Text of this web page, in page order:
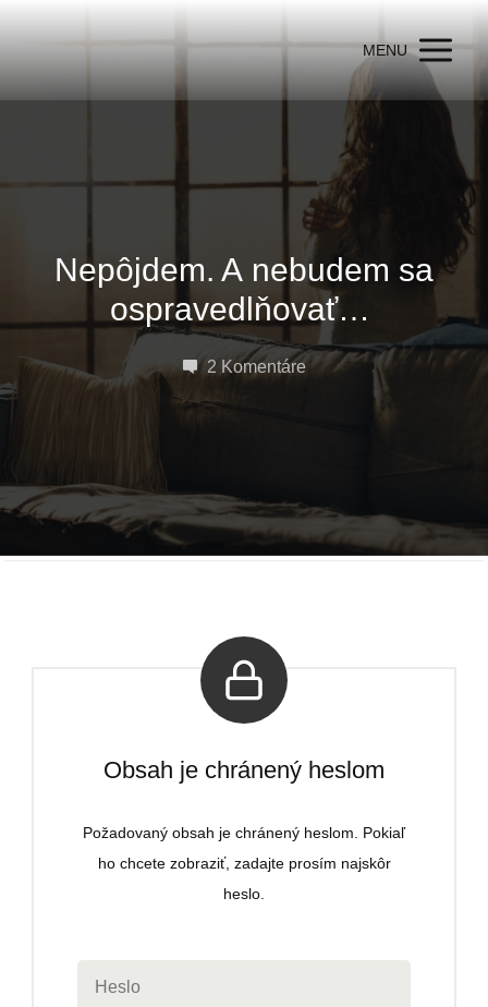
MENU
Nepôjdem. A nebudem sa
ospravedlňovať…
2 Komentáre
Obsah je chránený heslom
Požadovaný obsah je chránený heslom. Pokiaľ
ho chcete zobraziť, zadajte prosím najskôr
heslo.